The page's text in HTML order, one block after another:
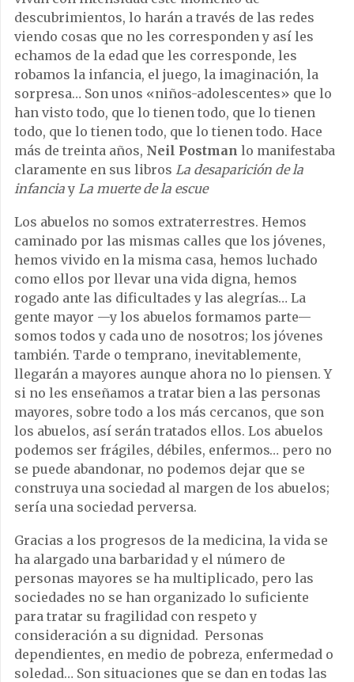
descubrimientos, lo harán a través de las redes
viendo cosas que no les corresponden y así les
echamos de la edad que les corresponde, les
robamos la infancia, el juego, la imaginación, la
sorpresa… Son unos «niños-adolescentes» que lo
han visto todo, que lo tienen todo, que lo tienen
todo, que lo tienen todo, que lo tienen todo. Hace
más de treinta años, Neil Postman lo manifestaba
claramente en sus libros La desaparición de la
infanciay La muerte de la escue
Los abuelos no somos extraterrestres. Hemos
caminado por las mismas calles que los jóvenes,
hemos vivido en la misma casa, hemos luchado
como ellos por llevar una vida digna, hemos
rogado ante las dificultades y las alegrías… La
gente mayor —y los abuelos formamos parte—
somos todos y cada uno de nosotros; los jóvenes
también. Tarde o temprano, inevitablemente,
llegarán a mayores aunque ahora no lo piensen. Y
si no les enseñamos a tratar bien a las personas
mayores, sobre todo a los más cercanos, que son
los abuelos, así serán tratados ellos. Los abuelos
podemos ser frágiles, débiles, enfermos… pero no
se puede abandonar, no podemos dejar que se
construya una sociedad al margen de los abuelos;
sería una sociedad perversa.
Gracias a los progresos de la medicina, la vida se
ha alargado una barbaridad y el número de
personas mayores se ha multiplicado, pero las
sociedades no se han organizado lo suficiente
para tratar su fragilidad con respeto y
consideración a su dignidad. Personas
dependientes, en medio de pobreza, enfermedad o
soledad… Son situaciones que se dan en todas las